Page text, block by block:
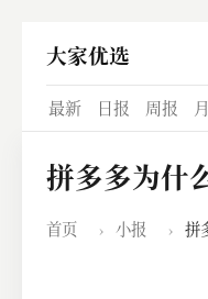
大家优选
最新 日报 周报
拼多多为什
首页 › 小报 › 拼